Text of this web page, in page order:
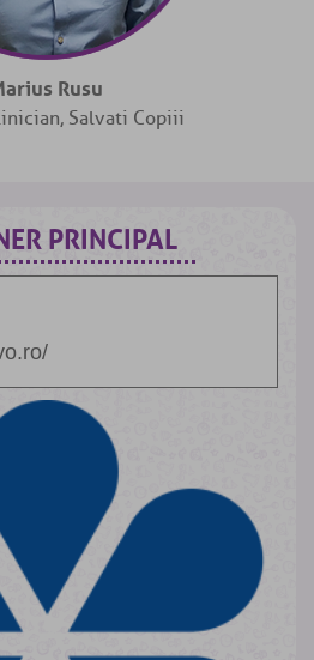
Rusu
Salvati Copiii
PRINCIPAL